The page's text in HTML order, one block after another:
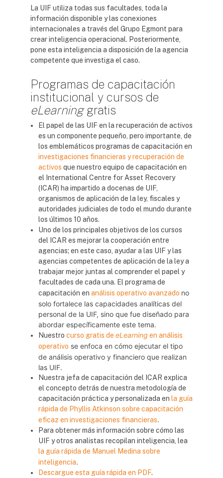
La UIF utiliza todas sus facultades, toda la
información disponible y las conexiones
internacionales a través del Grupo Egmont para
crear inteligencia operacional. Posteriormente,
pone esta inteligencia a disposición de la agencia
competente que investiga el caso.
Programas de capacitación
institucional y cursos de
eLearninggratis
El papel de las UIF en la recuperación de activos
es un componente pequeño, pero importante, de
los emblemáticos programas de capacitación en
investigaciones financieras y recuperación de
activos que nuestro equipo de capacitación en
el International Centre for Asset Recovery
(ICAR) ha impartido a docenas de UIF,
organismos de aplicación de la ley, fiscales y
autoridades judiciales de todo el mundo durante
los últimos 10 años.
Uno de los principales objetivos de los cursos
del ICAR es mejorar la cooperación entre
agencias; en este caso, ayudar a las UIF y las
agencias competentes de aplicación de la ley a
trabajar mejor juntas al comprender el papel y
facultades de cada una. El programa de
capacitación en análisis operativo avanzado no
solo fortalece las capacidades analíticas del
personal de la UIF, sino que fue diseñado para
abordar específicamente este tema.
Nuestro curso gratis de eLearning en análisis
operativo se enfoca en cómo ejecutar el tipo
de análisis operativo y financiero que realizan
las UIF.
Nuestra jefa de capacitación del ICAR explica
el concepto detrás de nuestra metodología de
capacitación práctica y personalizada en la guía
rápida de Phyllis Atkinson sobre capacitación
eficaz en investigaciones financieras.
Para obtener más información sobre cómo las
UIF y otros analistas recopilan inteligencia, lea
la guía rápida de Manuel Medina sobre
inteligencia.
Descargue esta guía rápida en PDF.